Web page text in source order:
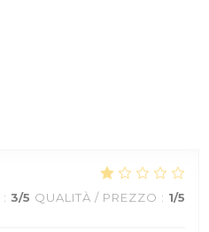
: 3/5 QUALITÀ / PREZZO : 1/5